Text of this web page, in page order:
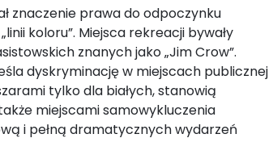
znaczenie prawa do odpoczynku
koloru”. Miejsca rekreacji bywały
znanych jako „Jim Crow”.
dyskryminację w miejscach publicznej
tylko dla białych, stanowią
miejscami samowykluczenia
i pełną dramatycznych wydarzeń